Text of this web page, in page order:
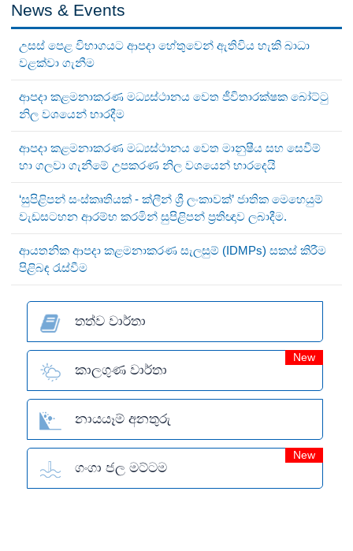
News & Events
උසස් පෙළ විභාගයට ආපදා හේතුවෙන් ඇතිවිය හැකි බාධා
වළක්වා ගැනීම
ආපදා කළමනාකරණ මධ්‍යස්ථානය වෙත ජීවිතාරක්ෂක බෝට්ටු
නිල වශයෙන් භාරදීම
ආපදා කළමනාකරණ මධ්‍යස්ථානය වෙත මානුෂීය සහ සෙවීම්
හා ගලවා ගැනීමේ උපකරණ නිල වශයෙන් භාරදෙයි
‘සුපිළිපන් සංස්කෘතියක් - ක්ලීන් ශ්‍රී ලංකාවක්’ ජාතික මෙහෙයුම්
වැඩසටහන ආරම්භ කරමින් සුපිළිපන් ප්‍රතිඥාව ලබාදීම.
ආයතනික ආපදා කළමනාකරණ සැලසුම් (IDMPs) සකස් කිරීම
පිළිබඳ රැස්වීම
තත්ව වාර්තා
කාලගුණ වාර්තා
New
නායයෑම් අනතුරු
ගංගා ජල මට්ටම
New